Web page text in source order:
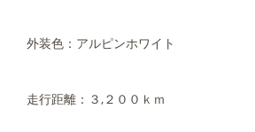
外装色：アルピンホワイト
走行距離：３,２００ｋｍ